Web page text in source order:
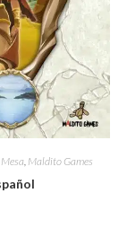
, Maldito Games